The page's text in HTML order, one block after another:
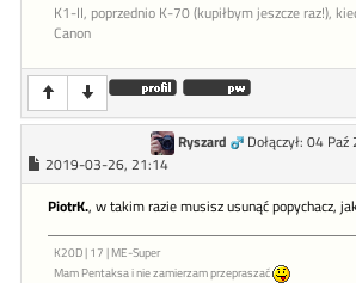
K1-II, poprzednio K-70 (kupiłbym jeszcze raz!),
Canon
Ryszard
Dołączył: 04
2019-03-26, 21:14
PiotrK., w takim razie musisz usunąć popychacz,
K20D | 17 | ME-Super
Mam Pentaksa i nie zamierzam przepraszać